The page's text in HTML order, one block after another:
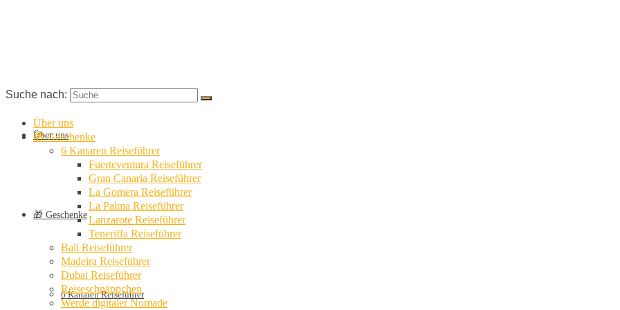
Über uns
🎁 Geschenke
6 Kanaren Reiseführer
Suche nach:
Über uns
🎁 Geschenke
6 Kanaren Reiseführer
Fuerteventura Reiseführer
Gran Canaria Reiseführer
La Gomera Reiseführer
La Palma Reiseführer
Lanzarote Reiseführer
Teneriffa Reiseführer
Bali Reiseführer
Madeira Reiseführer
Dubai Reiseführer
Reiseschnäppchen
Werde digitaler Nomade